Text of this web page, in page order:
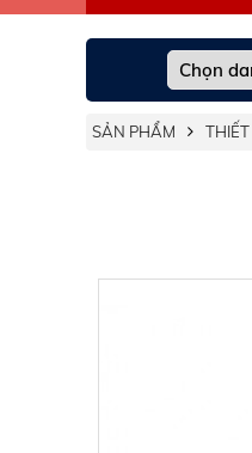
SẢN PHẨM